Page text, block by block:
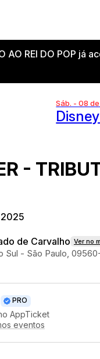
AO REI DO POP
Sáb. - 08
-
de Carvalho Ver no
Sul - São Paulo,
PRO
AppTicket
eventos